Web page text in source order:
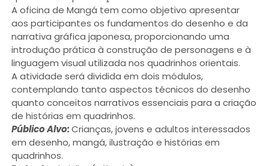
A oficina de Mangá tem como objetivo apresentar
aos participantes os fundamentos do desenho e da
narrativa gráfica japonesa, proporcionando uma
introdução prática à construção de personagens e à
linguagem visual utilizada nos quadrinhos orientais.
A atividade será dividida em dois módulos,
contemplando tanto aspectos técnicos do desenho
quanto conceitos narrativos essenciais para a criação
de histórias em quadrinhos.
Público Alvo:Crianças, jovens e adultos interessados
em desenho, mangá, ilustração e histórias em
quadrinhos.